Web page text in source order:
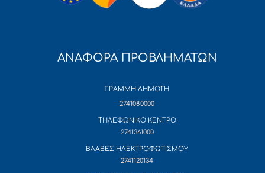
ΑΝΑΦΟΡΑ ΠΡΟΒΛΗΜΑΤΩΝ
ΓΡΑΜΜΗ ΔΗΜΟΤΗ
2741080000
ΤΗΛΕΦΩΝΙΚΟ ΚΕΝΤΡΟ
2741361000
ΒΛΑΒΕΣ ΗΛΕΚΤΡΟΦΩΤΙΣΜΟΥ
2741120134